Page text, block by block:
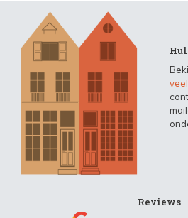
Reviews